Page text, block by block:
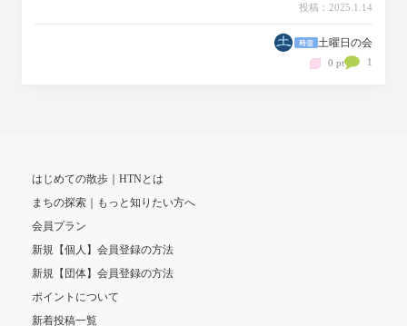
投稿：2025.1.14
土曜日の会
0 pt 1
はじめての散歩｜HTNとは
まちの探索｜もっと知りたい方へ
会員プラン
新規【個人】会員登録の方法
新規【団体】会員登録の方法
ポイントについて
新着投稿一覧